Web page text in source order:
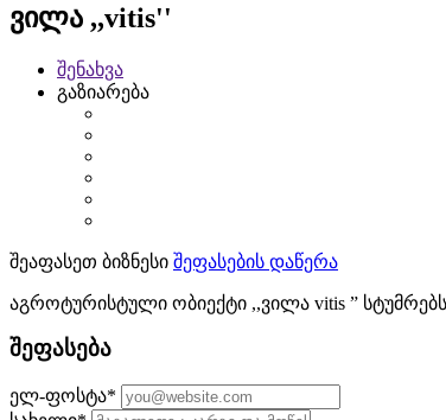
ვილა ,,vitis''
შენახვა
გაზიარება
შეაფასეთ ბიზნესი შეფასების დაწერა
აგროტურისტული ობიექტი ,,ვილა vitis ”
შეფასება
ელ-ფოსტა*